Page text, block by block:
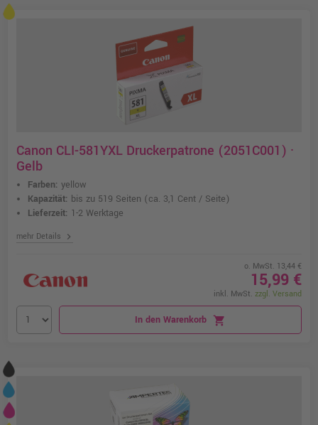
Canon CLI-581YXL Druckerpatrone (2051C001) ·
Gelb
Farben: yellow
Kapazität: bis zu 519 Seiten (ca. 3,1 Cent / Seite)
Lieferzeit: 1-2 Werktage
mehr Details chevron_right
o. MwSt. 13,44 €
15,99 €
inkl. MwSt. zzgl. Versand
In den Warenkorb shopping_cart